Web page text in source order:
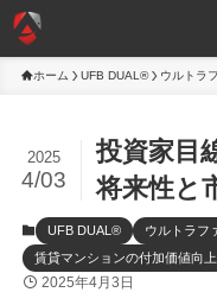
ホーム UFB DUAL® ウルトラ
投資家目
将来性と
2025
4/03
UFB DUAL® ウルトラフ
賃貸マンションの付加価値向上
2025年4月3日